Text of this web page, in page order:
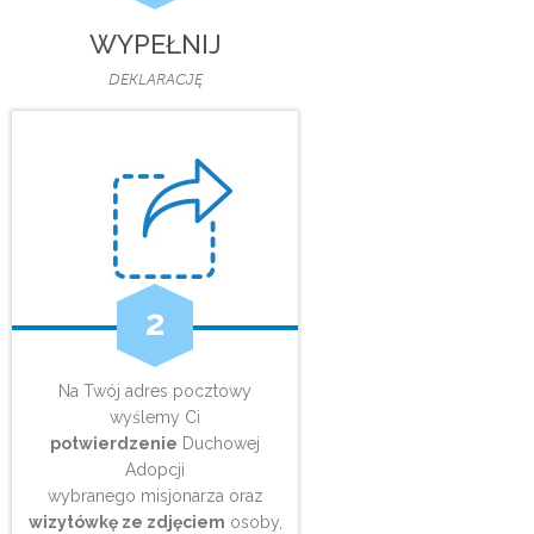
WYPEŁNIJ
DEKLARACJĘ
2
Na Twój adres pocztowy
wyślemy Ci
potwierdzenie Duchowej
Adopcji
wybranego misjonarza oraz
wizytówkę ze zdjęciem osoby,